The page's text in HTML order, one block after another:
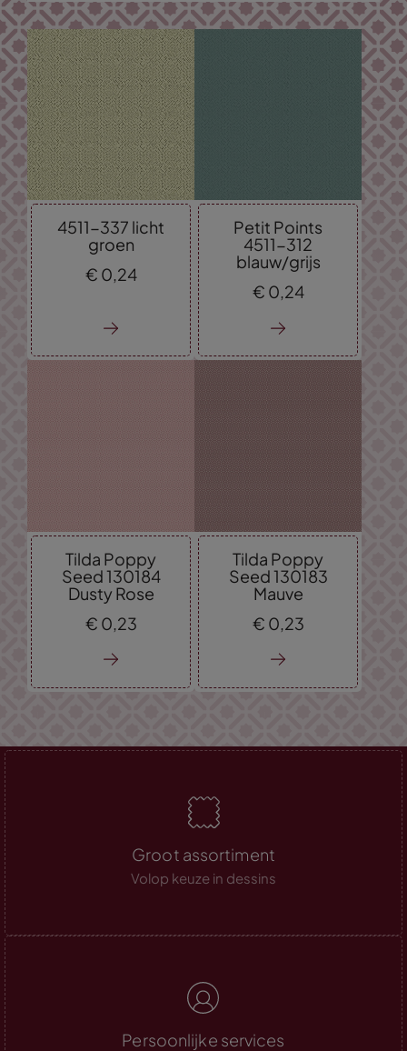
4511-337 licht
groen
€ 0,24
Petit Points
4511-312
blauw/grijs
€ 0,24
Tilda Poppy
Seed 130184
Dusty Rose
€ 0, 23
Tilda Poppy
Seed 130183
Mauve
€ 0, 23
Groot assortiment
Volop keuze in dessins
Persoonlijke services